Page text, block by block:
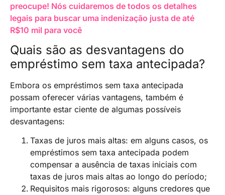
preocupe! Nós cuidaremos de todos os detalhes
legais para buscar uma indenização justa de até
R$10 mil para você
Quais são as desvantagens do
empréstimo sem taxa antecipada?
Embora os empréstimos sem taxa antecipada
possam oferecer várias vantagens, também é
importante estar ciente de algumas possíveis
desvantagens:
Taxas de juros mais altas: em alguns casos, os
empréstimos sem taxa antecipada podem
compensar a ausência de taxas iniciais com
taxas de juros mais altas ao longo do período;
Requisitos mais rigorosos: alguns credores que